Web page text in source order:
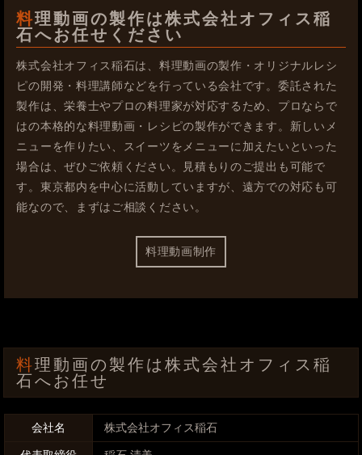
料理動画の製作は株式会社オフィス稲
石へお任せください
株式会社オフィス稲石は、料理動画の製作・オリジナルレシ
ピの開発・料理講師などを行っている会社です。委託された
製作は、栄養士やプロの料理家が対応するため、プロならで
はの本格的な料理動画・レシピの製作ができます。新しいメ
ニューを作りたい、スイーツをメニューに加えたいといった
場合は、ぜひご依頼ください。見積もりのご提出も可能で
す。東京都内を中心に活動していますが、遠方での対応も可
能なので、まずはご相談ください。
料理動画制作
料理動画の製作は株式会社オフィス稲
石へお任せ
会社名 株式会社オフィス稲石